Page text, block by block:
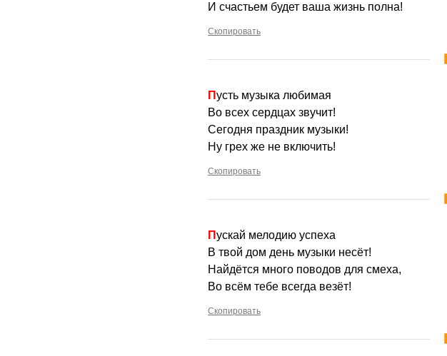
И счастьем будет ваша жизнь полна!
Скопировать
Пусть музыка любимая
Во всех сердцах звучит!
Сегодня праздник музыки!
Ну грех же не включить!
Скопировать
Пускай мелодию успеха
В твой дом день музыки несёт!
Найдётся много поводов для смеха,
Во всём тебе всегда везёт!
Скопировать